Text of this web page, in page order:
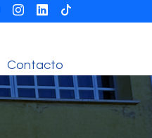
Contacto